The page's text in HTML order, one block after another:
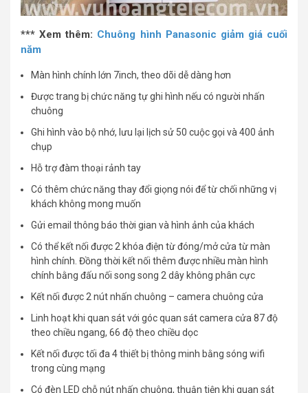
*** Xem thêm: Chuông hình Panasonic giảm giá cuối
năm
Màn hình chính lớn 7inch, theo dõi dễ dàng hơn
Được trang bị chức năng tự ghi hình nếu có người nhấn
chuông
Ghi hình vào bộ nhớ, lưu lại lịch sử 50 cuộc gọi và 400 ảnh
chụp
Hỗ trợ đàm thoại rảnh tay
Có thêm chức năng thay đổi giọng nói để từ chối những vị
khách không mong muốn
Gửi email thông báo thời gian và hình ảnh của khách
Có thể kết nối được 2 khóa điện từ đóng/mở cửa từ màn
hình chính. Đồng thời kết nối thêm được nhiều màn hình
chính bằng đấu nối song song 2 dây không phân cực
Kết nối được 2 nút nhấn chuông – camera chuông cửa
Linh hoạt khi quan sát với góc quan sát camera cửa 87 độ
theo chiều ngang, 66 độ theo chiều dọc
Kết nối được tối đa 4 thiết bị thông minh bằng sóng wifi
trong cùng mạng
Có đèn LED chỗ nút nhấn chuông, thuận tiện khi quan sát